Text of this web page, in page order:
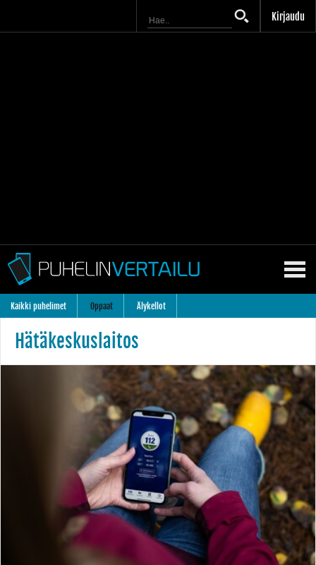
Kirjaudu
Kaikki puhelimet Oppaat Älykellot
Hätäkeskuslaitos